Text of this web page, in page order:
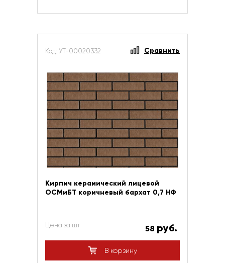
Код: УТ-00020332 Сравнить
Кирпич керамический лицевой
ОСМиБТ коричневый бархат 0,7 НФ
Цена за шт 58 руб.
В корзину